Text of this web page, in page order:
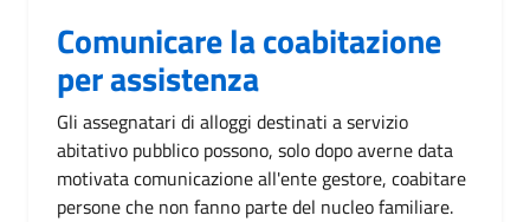
Comunicare la coabitazione
per assistenza
Gli assegnatari di alloggi destinati a servizio
abitativo pubblico possono, solo dopo averne data
motivata comunicazione all'ente gestore, coabitare
persone che non fanno parte del nucleo familiare.